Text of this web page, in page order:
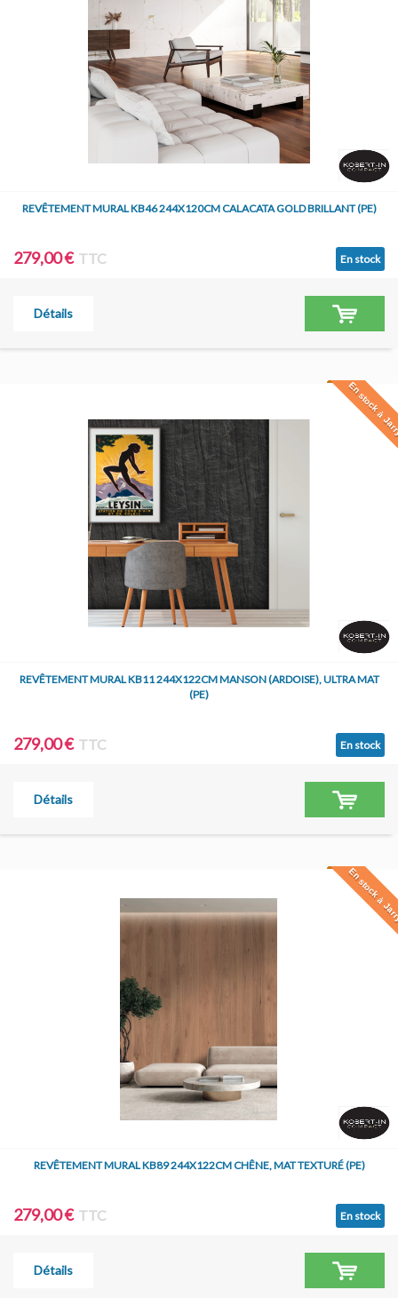
REVÊTEMENT MURAL KB46 244X120CM CALACATA GOLD BRILLANT (PE)
279,00 € TTC En stock
Détails
En stock à
REVÊTEMENT MURAL KB11 244X122CM MANSON (ARDOISE), ULTRA MAT
(PE)
279,00 € TTC En stock
Détails
En stock à
REVÊTEMENT MURAL KB89 244X122CM CHÊNE, MAT TEXTURÉ (PE)
279,00 € TTC En stock
Détails